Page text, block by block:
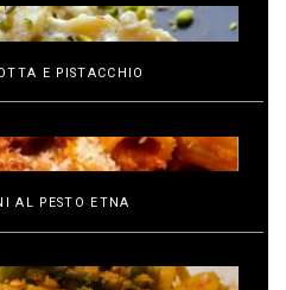
E PISTACCHIO
AL PESTO ETNA